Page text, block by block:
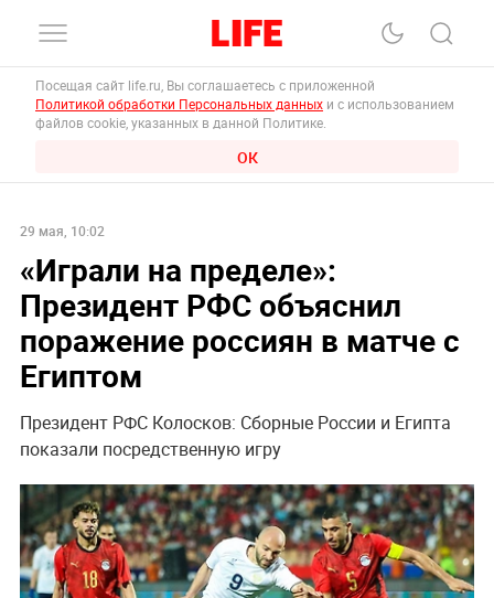
Посещая сайт life.ru, Вы соглашаетесь с приложенной
Политикой обработки Персональных данных и с использованием
файлов cookie, указанных в данной Политике.
ОК
29 мая, 10:02
«Играли на пределе»:
Президент РФС объяснил
поражение россиян в матче с
Египтом
Президент РФС Колосков: Сборные России и Египта
показали посредственную игру